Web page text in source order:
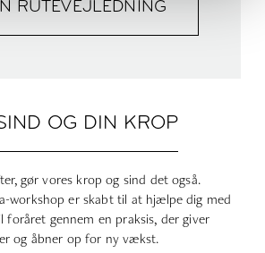
OG DIN KROP
gør vores krop og sind det også.
workshop er skabt til at hjælpe dig med
foråret gennem en praksis, der giver
og åbner op for ny vækst.
RUTEVEJLEDNING